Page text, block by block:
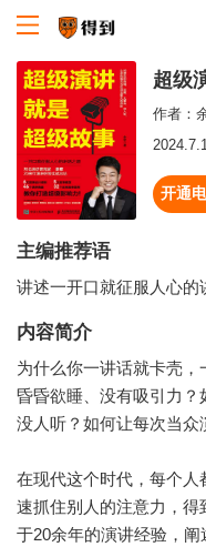
超级
作者：
开通
主编推荐语
讲述一开口就征服人心的
内容简介
为什么你一讲话就卡壳，
昏昏欲睡、没有吸引力？
没人听？如何让每次当众
在现代这个时代，每个
速抓住别人的注意力，
于20余年的演讲经验，